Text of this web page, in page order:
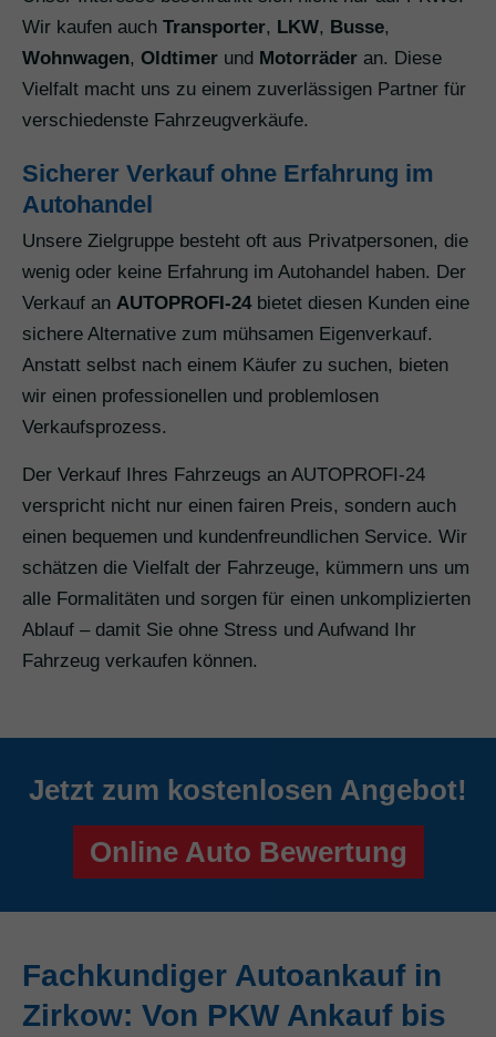
Wir kaufen auch Transporter, LKW, Busse,
Wohnwagen, Oldtimer und Motorräder an. Diese
Vielfalt macht uns zu einem zuverlässigen Partner für
verschiedenste Fahrzeugverkäufe.
Sicherer Verkauf ohne Erfahrung im
Autohandel
Unsere Zielgruppe besteht oft aus Privatpersonen, die
wenig oder keine Erfahrung im Autohandel haben. Der
Verkauf an AUTOPROFI-24bietet diesen Kunden eine
sichere Alternative zum mühsamen Eigenverkauf.
Anstatt selbst nach einem Käufer zu suchen, bieten
wir einen professionellen und problemlosen
Verkaufsprozess.
Der Verkauf Ihres Fahrzeugs an AUTOPROFI-24
verspricht nicht nur einen fairen Preis, sondern auch
einen bequemen und kundenfreundlichen Service. Wir
schätzen die Vielfalt der Fahrzeuge, kümmern uns um
alle Formalitäten und sorgen für einen unkomplizierten
Ablauf – damit Sie ohne Stress und Aufwand Ihr
Fahrzeug verkaufen können.
Jetzt zum kostenlosen Angebot!
Online Auto Bewertung
Fachkundiger Autoankauf in
Zirkow: Von PKW Ankauf bis